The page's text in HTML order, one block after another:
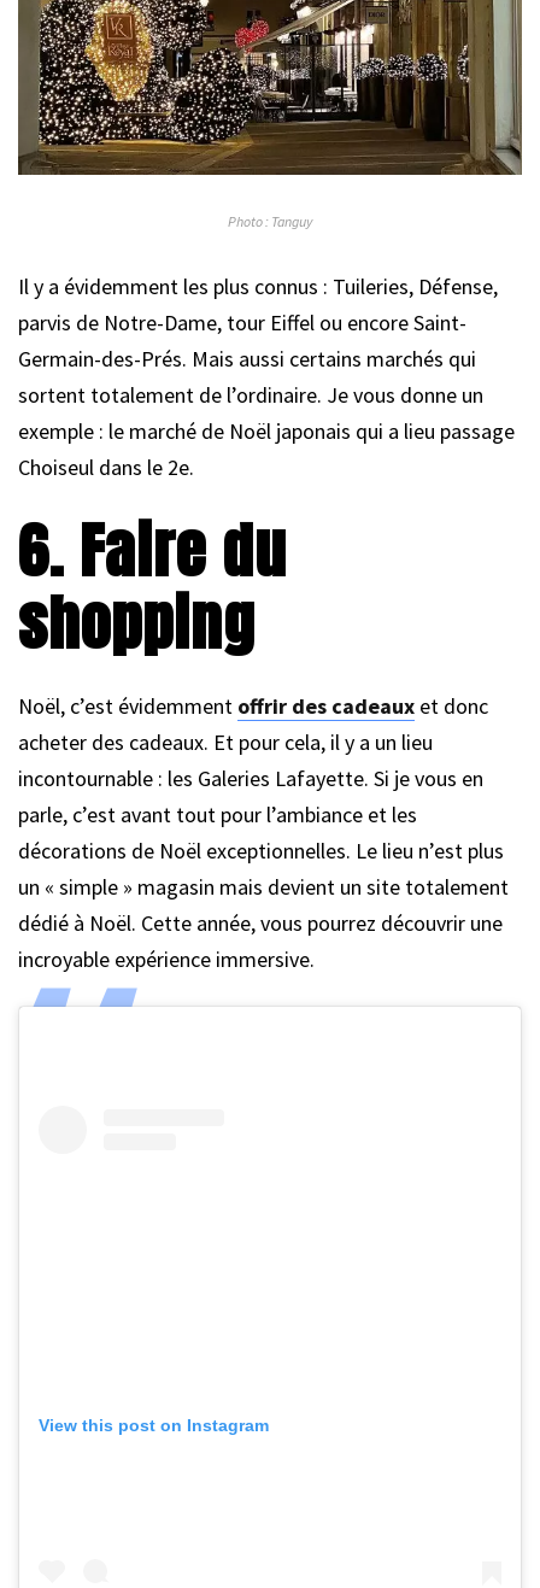
Photo : Tanguy
Il y a évidemment les plus connus : Tuileries, Défense,
parvis de Notre-Dame, tour Eiffel ou encore Saint-
Germain-des-Prés. Mais aussi certains marchés qui
sortent totalement de l’ordinaire. Je vous donne un
exemple : le marché de Noël japonais qui a lieu passage
Choiseul dans le 2e.
6. Faire du
shopping
Noël, c’est évidemment offrir des cadeaux et donc
acheter des cadeaux. Et pour cela, il y a un lieu
incontournable : les Galeries Lafayette. Si je vous en
parle, c’est avant tout pour l’ambiance et les
décorations de Noël exceptionnelles. Le lieu n’est plus
un « simple » magasin mais devient un site totalement
dédié à Noël. Cette année, vous pourrez découvrir une
incroyable expérience immersive.
View this post on Instagram